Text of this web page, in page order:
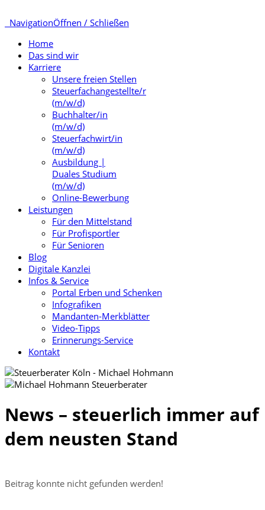
NavigationÖffnen / Schließen
Home
Das sind wir
Karriere
Unsere freien Stellen
Steuerfachangestellte/r
(m/w/d)
Buchhalter/in
(m/w/d)
Steuerfachwirt/in
(m/w/d)
Ausbildung |
Duales Studium
(m/w/d)
Online-Bewerbung
Leistungen
Für den Mittelstand
Für Profisportler
Für Senioren
Blog
Digitale Kanzlei
Infos & Service
Portal Erben und Schenken
Infografiken
Mandanten-Merkblätter
Video-Tipps
Erinnerungs-Service
Kontakt
News – steuerlich immer auf
dem neusten Stand
Beitrag konnte nicht gefunden werden!